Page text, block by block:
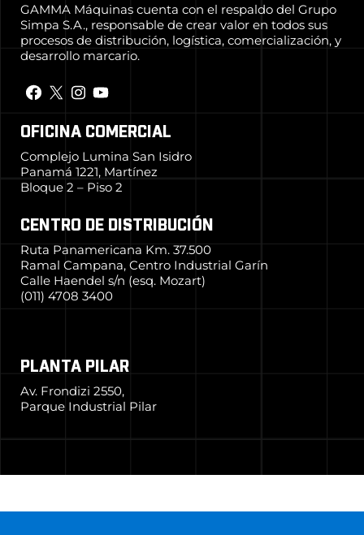
GAMMA Máquinas cuenta con el respaldo del Grupo
Simpa S.A., responsable de crear valor en todos sus
procesos de distribución, logística, comercialización, y
desarrollo marcario.
OFICINA COMERCIAL
Complejo Lumina San Isidro
Panamá 1221, Martínez
Bloque 2 – Piso 2
CENTRO DE DISTRIBUCIÓN
Ruta Panamericana Km. 37.500
Ramal Campana, Centro Industrial Garín
Calle Haendel s/n (esq. Mozart)
(011) 4708 3400
PLANTA PILAR
Av. Frondizi 2550,
Parque Industrial Pilar